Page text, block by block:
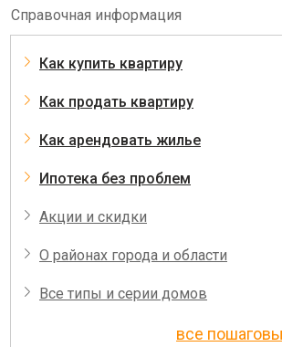
Справочная информация
Как купить квартиру
Как продать квартиру
Как арендовать жилье
Ипотека без проблем
Акции и скидки
О районах города и области
Все типы и серии домов
все